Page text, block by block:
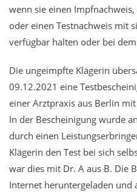
wenn sie einen
oder einen Testnachweis mit
verfügbar halten oder bei
Die ungeimpfte Klägerin
09.12.2021 eine
einer Arztpraxis aus Berlin mit
In der Bescheinigung wurde
durch einen
Klägerin den Test bei sich
war dies mit Dr. A aus B. Die
Internet heruntergeladen und